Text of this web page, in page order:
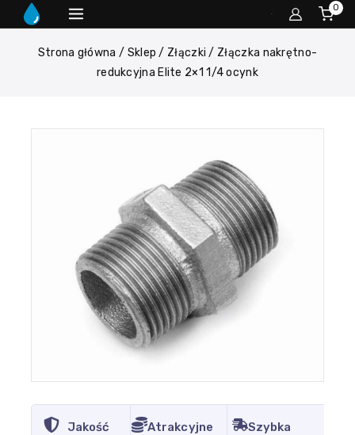
0
Strona główna / Sklep / Złączki / Złączka nakrętno-
redukcyjna Elite 2×1 1/4 ocynk
Jakość
Atrakcyjne
Szybka